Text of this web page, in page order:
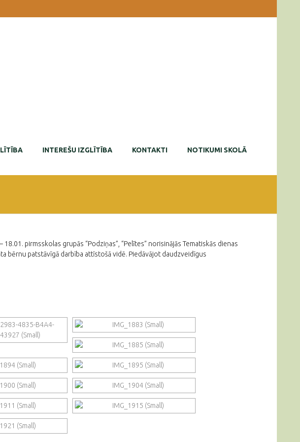
INTEREŠU IZGLĪTĪBA KONTAKTI NOTIKUMI SKOLĀ
18.01. pirmsskolas grupās “Podziņas”, “Pelītes” norisinājās Tematiskās dienas
bērnu patstāvīgā darbība attīstošā vidē. Piedāvājot daudzveidīgus